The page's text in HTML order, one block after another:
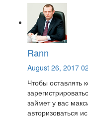
Rann
August 26, 2017
Чтобы оставлять
займет у вас
авторизоваться